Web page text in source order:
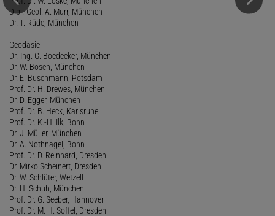
Dipl.-Geol. A. Murr, München
Dr. T. Rüde, München
Geodäsie
Dr.-Ing. G. Boedecker, München
Dr. W. Bosch, München
Dr. E. Buschmann, Potsdam
Prof. Dr. H. Drewes, München
Dr. D. Egger, München
Prof. Dr. B. Heck, Karlsruhe
Prof. Dr. K.-H. Ilk, Bonn
Dr. J. Müller, München
Dr. A. Nothnagel, Bonn
Prof. Dr. D. Reinhard, Dresden
Dr. Mirko Scheinert, Dresden
Dr. W. Schlüter, Wetzell
Dr. H. Schuh, München
Prof. Dr. G. Seeber, Hannover
Prof. Dr. M. H. Soffel, Dresden